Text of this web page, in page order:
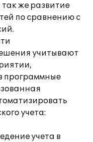
же развитие
по сравнению с
учитывают
программные
учета:
учета в